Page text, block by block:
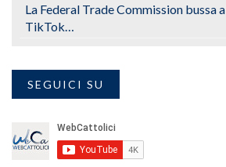
La Federal Trade Commission bussa
TikTok…
SEGUICI SU